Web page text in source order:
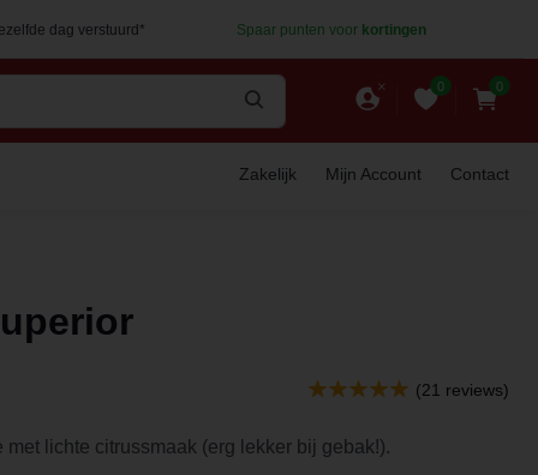
dag verstuurd* Spaar punten voor kortingen
0 0
Zakelijk Mijn Account Contact
(21 reviews)
met lichte citrussmaak (erg lekker bij gebak!).